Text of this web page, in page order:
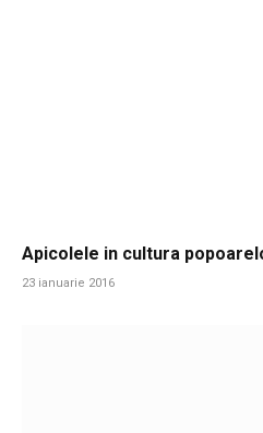
Apicolele in cultura
23 ianuarie 2016